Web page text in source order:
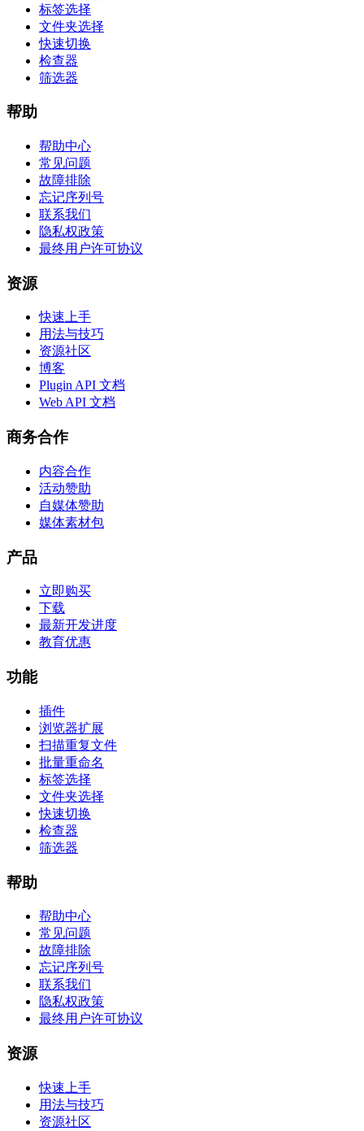
标签选择
文件夹选择
快速切换
检查器
筛选器
帮助
帮助中心
常见问题
故障排除
忘记序列号
联系我们
隐私权政策
最终用户许可协议
资源
快速上手
用法与技巧
资源社区
博客
Plugin API 文档
Web API 文档
商务合作
内容合作
活动赞助
自媒体赞助
媒体素材包
产品
立即购买
下载
最新开发进度
教育优惠
功能
插件
浏览器扩展
扫描重复文件
批量重命名
标签选择
文件夹选择
快速切换
检查器
筛选器
帮助
帮助中心
常见问题
故障排除
忘记序列号
联系我们
隐私权政策
最终用户许可协议
资源
快速上手
用法与技巧
资源社区